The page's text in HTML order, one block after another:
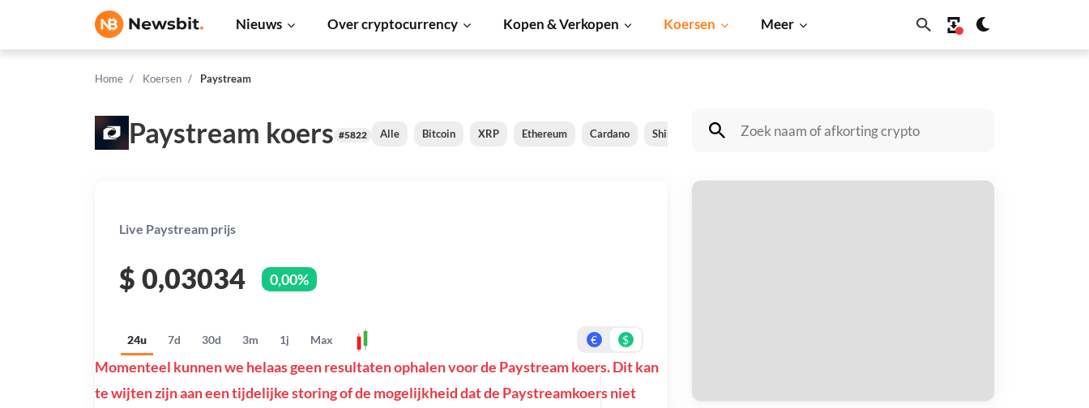
Nieuws Over cryptocurrency Kopen & Verkopen Koersen Meer
Home Koersen Paystream
Paystream koers #5822 Alle Bitcoin XRP Ethereum Cardano Shiba Inu Dogecoin Solana BNB
Live Paystream prijs
$ 0,03034 0,00%
24u 7d 30d 3m 1j Max € $
Momenteel kunnen we helaas geen resultaten ophalen voor de Paystream koers. Dit kan
te wijten zijn aan een tijdelijke storing of de mogelijkheid dat de Paystreamkoers niet